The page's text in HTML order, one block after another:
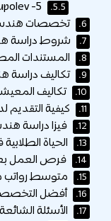
5.5.
6. تخصصات
7. شروط دراسة
8. المستندات
9. تكاليف دراسة
10. تكاليف
11. كيفية التقديم
12. فيزا دراسة
13. الحياة
14. فرص العمل
15. متوسط رواتب
16. أفضل
17. الأسئلة